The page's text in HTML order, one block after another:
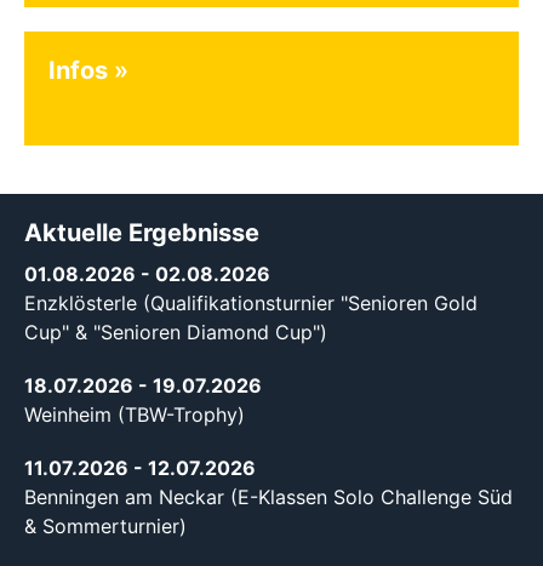
Infos
Aktuelle Ergebnisse
01.08.2026 - 02.08.2026
Enzklösterle (Qualifikationsturnier "Senioren Gold
Cup" & "Senioren Diamond Cup")
18.07.2026 - 19.07.2026
Weinheim (TBW-Trophy)
11.07.2026 - 12.07.2026
Benningen am Neckar (E-Klassen Solo Challenge Süd
& Sommerturnier)